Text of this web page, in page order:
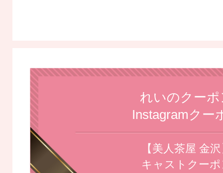
れいのクーポ
Instagramクー
【美人茶屋 金
キャストクー